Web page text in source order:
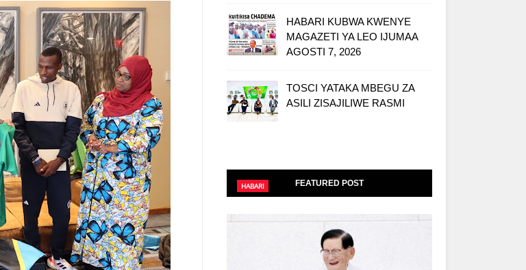
HABARI KUBWA KWENYE
MAGAZETI YA LEO IJUMAA
AGOSTI 7, 2026
TOSCI YATAKA MBEGU ZA
ASILI ZISAJILIWE RASMI
FEATURED POST
HABARI